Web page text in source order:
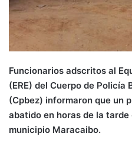
Funcionarios adscritos al
(ERE) del Cuerpo de
(Cpbez) informaron que un
abatido en horas de la
municipio Maracaibo.